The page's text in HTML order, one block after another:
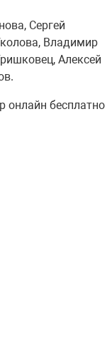
Сергей
Владимир
Алексей
онлайн бесплатно